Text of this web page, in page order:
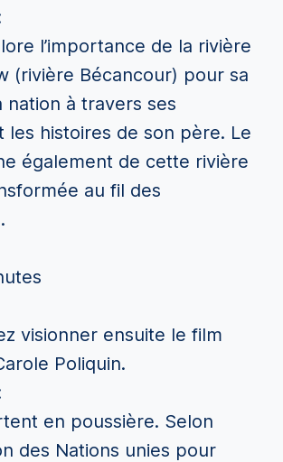
l’importance de la rivière
(rivière Bécancour) pour sa
nation à travers ses
les histoires de son père. Le
également de cette rivière
au fil des
visionner ensuite le film
Poliquin.
en poussière. Selon
des Nations unies pour